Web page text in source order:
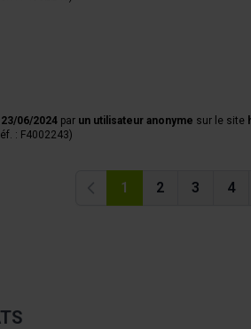
23/06/2024 par un utilisateur anonyme sur le site
: F4002243)
Précédent
1 2 3 4